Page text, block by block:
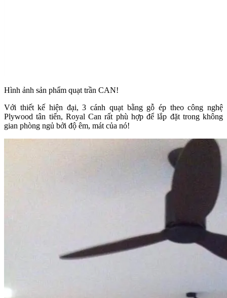
Hình ảnh sản phẩm quạt trần CAN!
Với thiết kế hiện đại, 3 cánh quạt bằng gỗ ép theo công nghệ
Plywood tân tiến, Royal Can rất phù hợp để lắp đặt trong không
gian phòng ngủ bởi độ êm, mát của nó!